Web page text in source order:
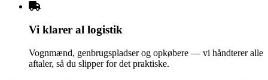
Vi klarer al logistik
Vognmænd, genbrugspladser og opkøbere — vi håndterer alle
aftaler, så du slipper for det praktiske.